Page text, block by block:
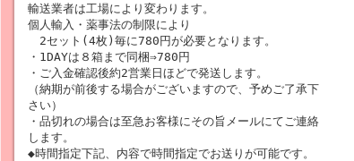
輸送業者は工場により変わります。
個人輸入・薬事法の制限により
2セット(4枚)毎に780円が必要となります。
・1DAYは８箱まで同梱⇒780円
・ご入金確認後約2営業日ほどで発送します。
（納期が前後する場合がございますので、予めご了承下
さい）
・品切れの場合は至急お客様にその旨メールにてご連絡
します。
◆時間指定下記、内容で時間指定でお送りが可能です。